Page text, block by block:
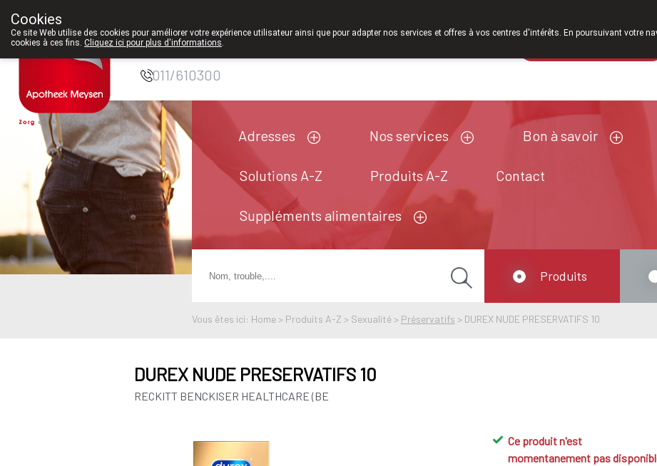
Pharmacie Meysen
SPRL
011/610300
Adresses Nos services Bon à savoir
Solutions A-Z Produits A-Z Contact
Suppléments alimentaires
Vous êtes ici: Home > Produits A-Z > Sexualité > Préservatifs > DUREX NUDE PRESERVATIFS 10
Produits
DUREX NUDE PRESERVATIFS 10
RECKITT BENCKISER HEALTHCARE (BE
Ce produit n'est
momentanement pas
Cookies
Ce site Web utilise des cookies pour améliorer votre expérience utilisateur ainsi que pour adapter nos services et offres à vos centres d'intérêts. En poursuivant votre
cookies à ces fins. Cliquez ici pour plus d'informations.